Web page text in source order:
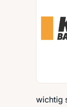
wichtig